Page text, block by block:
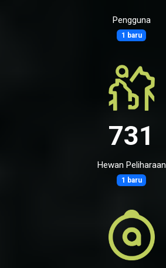
Pengguna
1 baru
731
Hewan Peliharaan
1 baru